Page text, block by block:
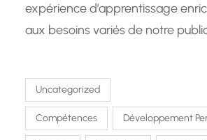
expérience d’apprentissage
aux besoins variés de notre
Uncategorized
Compétences Développement